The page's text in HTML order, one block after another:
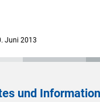
Juni 2013
und